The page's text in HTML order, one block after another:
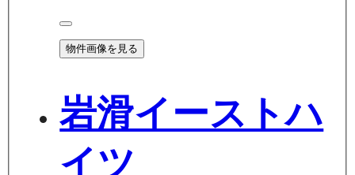
物件画像を見る
岩滑イーストハ
イツ